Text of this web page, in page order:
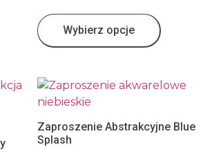
Wybierz opcje
Zaproszenie Abstrakcyjne Blue
Splash